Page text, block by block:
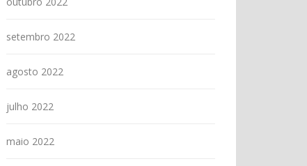
setembro 2022
agosto 2022
julho 2022
maio 2022